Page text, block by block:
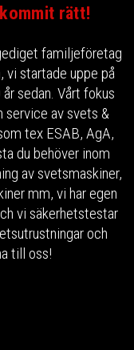
rätt!
familjeföretag
vi startade uppe på
sedan. Vårt fokus
service av svets &
tex ESAB, AgA,
du behöver inom
av svetsmaskiner,
mm, vi har egen
vi säkerhetstestar
och
till oss!